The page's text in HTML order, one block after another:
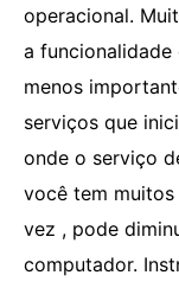
operacional.
a
menos
serviços que
onde o serviço
você tem muitos
vez , pode
computador.